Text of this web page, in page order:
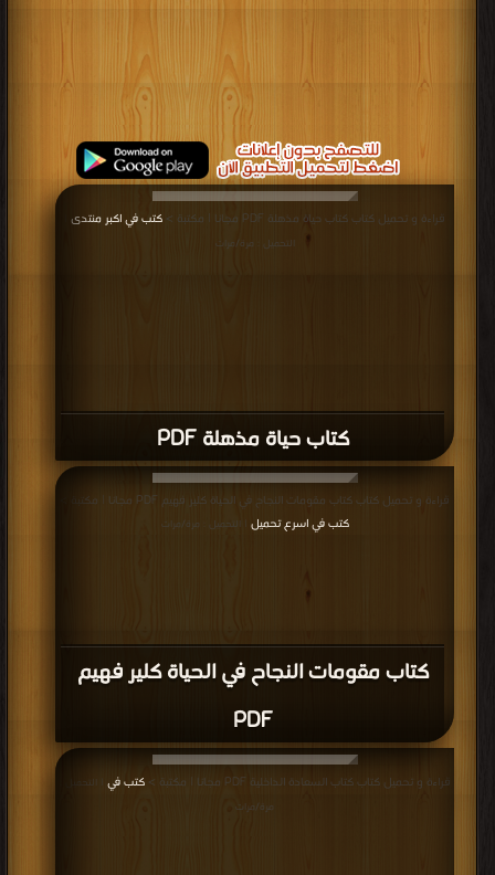
كتاب حياة مذهلة PDF
قراءة و تحميل كتاب كتاب حياة مذهلة PDF مجانا | مكتبة > كتب في اكبر منتدى
التحميل : مرة/مرات
كتاب مقومات النجاح في الحياة كلير فهيم
PDF
قراءة و تحميل كتاب كتاب مقومات النجاح في الحياة كلير فهيم PDF مجانا | مكتبة >
كتب في اسرع تحميل
| التحميل : مرة/مرات
قراءة و تحميل كتاب كتاب السعادة الداخلية PDF مجانا | مكتبة > كتب في
| التحميل :
مرة/مرات